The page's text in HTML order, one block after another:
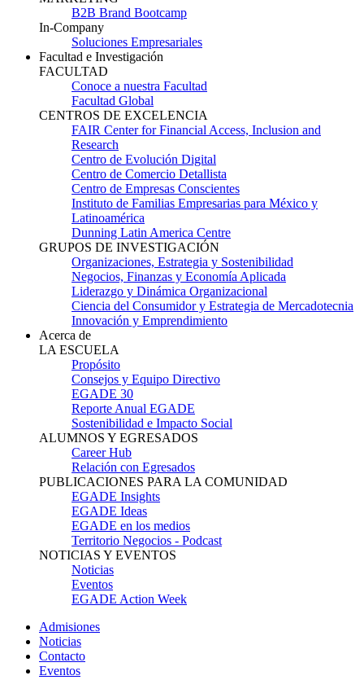
B2B Brand Bootcamp
In-Company
Soluciones Empresariales
Facultad e Investigación
FACULTAD
Conoce a nuestra Facultad
Facultad Global
CENTROS DE EXCELENCIA
FAIR Center for Financial Access, Inclusion and
Research
Centro de Evolución Digital
Centro de Comercio Detallista
Centro de Empresas Conscientes
Instituto de Familias Empresarias para México y
Latinoamérica
Dunning Latin America Centre
GRUPOS DE INVESTIGACIÓN
Organizaciones, Estrategia y Sostenibilidad
Negocios, Finanzas y Economía Aplicada
Liderazgo y Dinámica Organizacional
Ciencia del Consumidor y Estrategia de Mercadotecnia
Innovación y Emprendimiento
Acerca de
LA ESCUELA
Propósito
Consejos y Equipo Directivo
EGADE 30
Reporte Anual EGADE
Sostenibilidad e Impacto Social
ALUMNOS Y EGRESADOS
Career Hub
Relación con Egresados
PUBLICACIONES PARA LA COMUNIDAD
EGADE Insights
EGADE Ideas
EGADE en los medios
Territorio Negocios - Podcast
NOTICIAS Y EVENTOS
Noticias
Eventos
EGADE Action Week
Admisiones
Noticias
Contacto
Eventos